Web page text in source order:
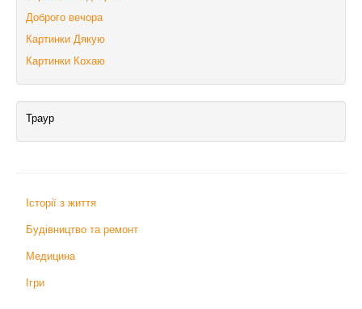
Доброго вечора
Картинки Дякую
Картинки Кохаю
Траур
Історії з життя
Будівництво та ремонт
Медицина
Ігри